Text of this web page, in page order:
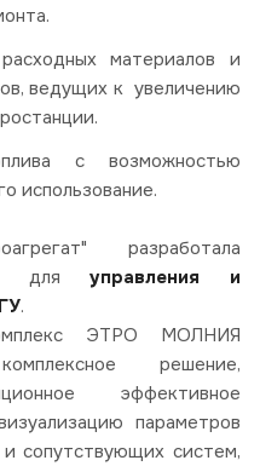
материалов и
ведущих к увеличению
с возможностью
использование.
разработала
дляуправления и
.
ЭТРО МОЛНИЯ
решение,
эффективное
параметров
сопутствующих систем,